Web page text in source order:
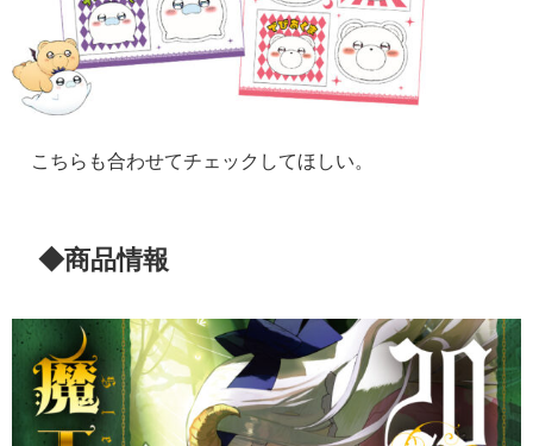
こちらも合わせてチェックしてほしい。
◆商品情報